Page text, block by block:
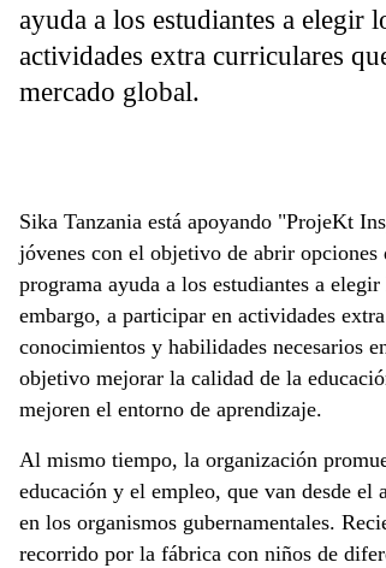
ayuda a los estudiantes a elegir
actividades extra curriculares
mercado global.
Sika Tanzania está apoyando "ProjeKt
jóvenes con el objetivo de abrir opciones
programa ayuda a los estudiantes a
embargo, a participar en actividades
conocimientos y habilidades necesarios
objetivo mejorar la calidad de la
mejoren el entorno de aprendizaje.
Al mismo tiempo, la organización
educación y el empleo, que van desde el
en los organismos gubernamentales.
recorrido por la fábrica con niños de